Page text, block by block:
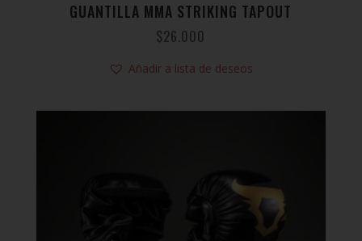
GUANTILLA MMA STRIKING TAPOUT
$26.000
Añadir a lista de deseos